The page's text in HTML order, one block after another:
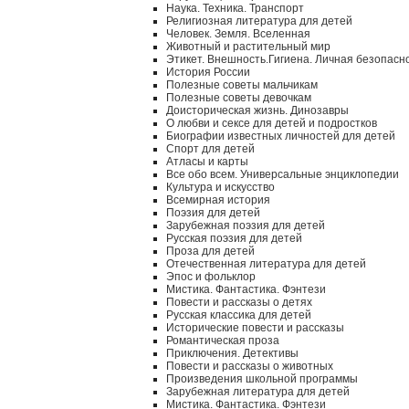
Наука. Техника. Транспорт
Религиозная литература для детей
Человек. Земля. Вселенная
Животный и растительный мир
Этикет. Внешность.Гигиена. Личная
История России
Полезные советы мальчикам
Полезные советы девочкам
Доисторическая жизнь. Динозавры
О любви и сексе для детей и подростков
Биографии известных личностей для детей
Спорт для детей
Атласы и карты
Все обо всем. Универсальные энциклопедии
Культура и искусство
Всемирная история
Поэзия для детей
Зарубежная поэзия для детей
Русская поэзия для детей
Проза для детей
Отечественная литература для детей
Эпос и фольклор
Мистика. Фантастика. Фэнтези
Повести и рассказы о детях
Русская классика для детей
Исторические повести и рассказы
Романтическая проза
Приключения. Детективы
Повести и рассказы о животных
Произведения школьной программы
Зарубежная литература для детей
Мистика. Фантастика. Фэнтези